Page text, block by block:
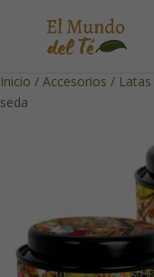
Inicio / Accesorios / Latas
seda